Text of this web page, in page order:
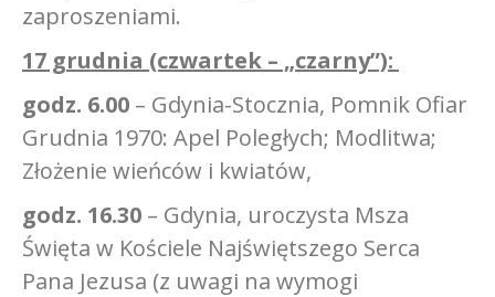
zaproszeniami.
17 grudnia (czwartek – „czarny”):
godz. 6.00 – Gdynia-Stocznia, Pomnik Ofiar
Grudnia 1970: Apel Poległych; Modlitwa;
Złożenie wieńców i kwiatów,
godz. 16.30 – Gdynia, uroczysta Msza
Święta w Kościele Najświętszego Serca
Pana Jezusa (z uwagi na wymogi